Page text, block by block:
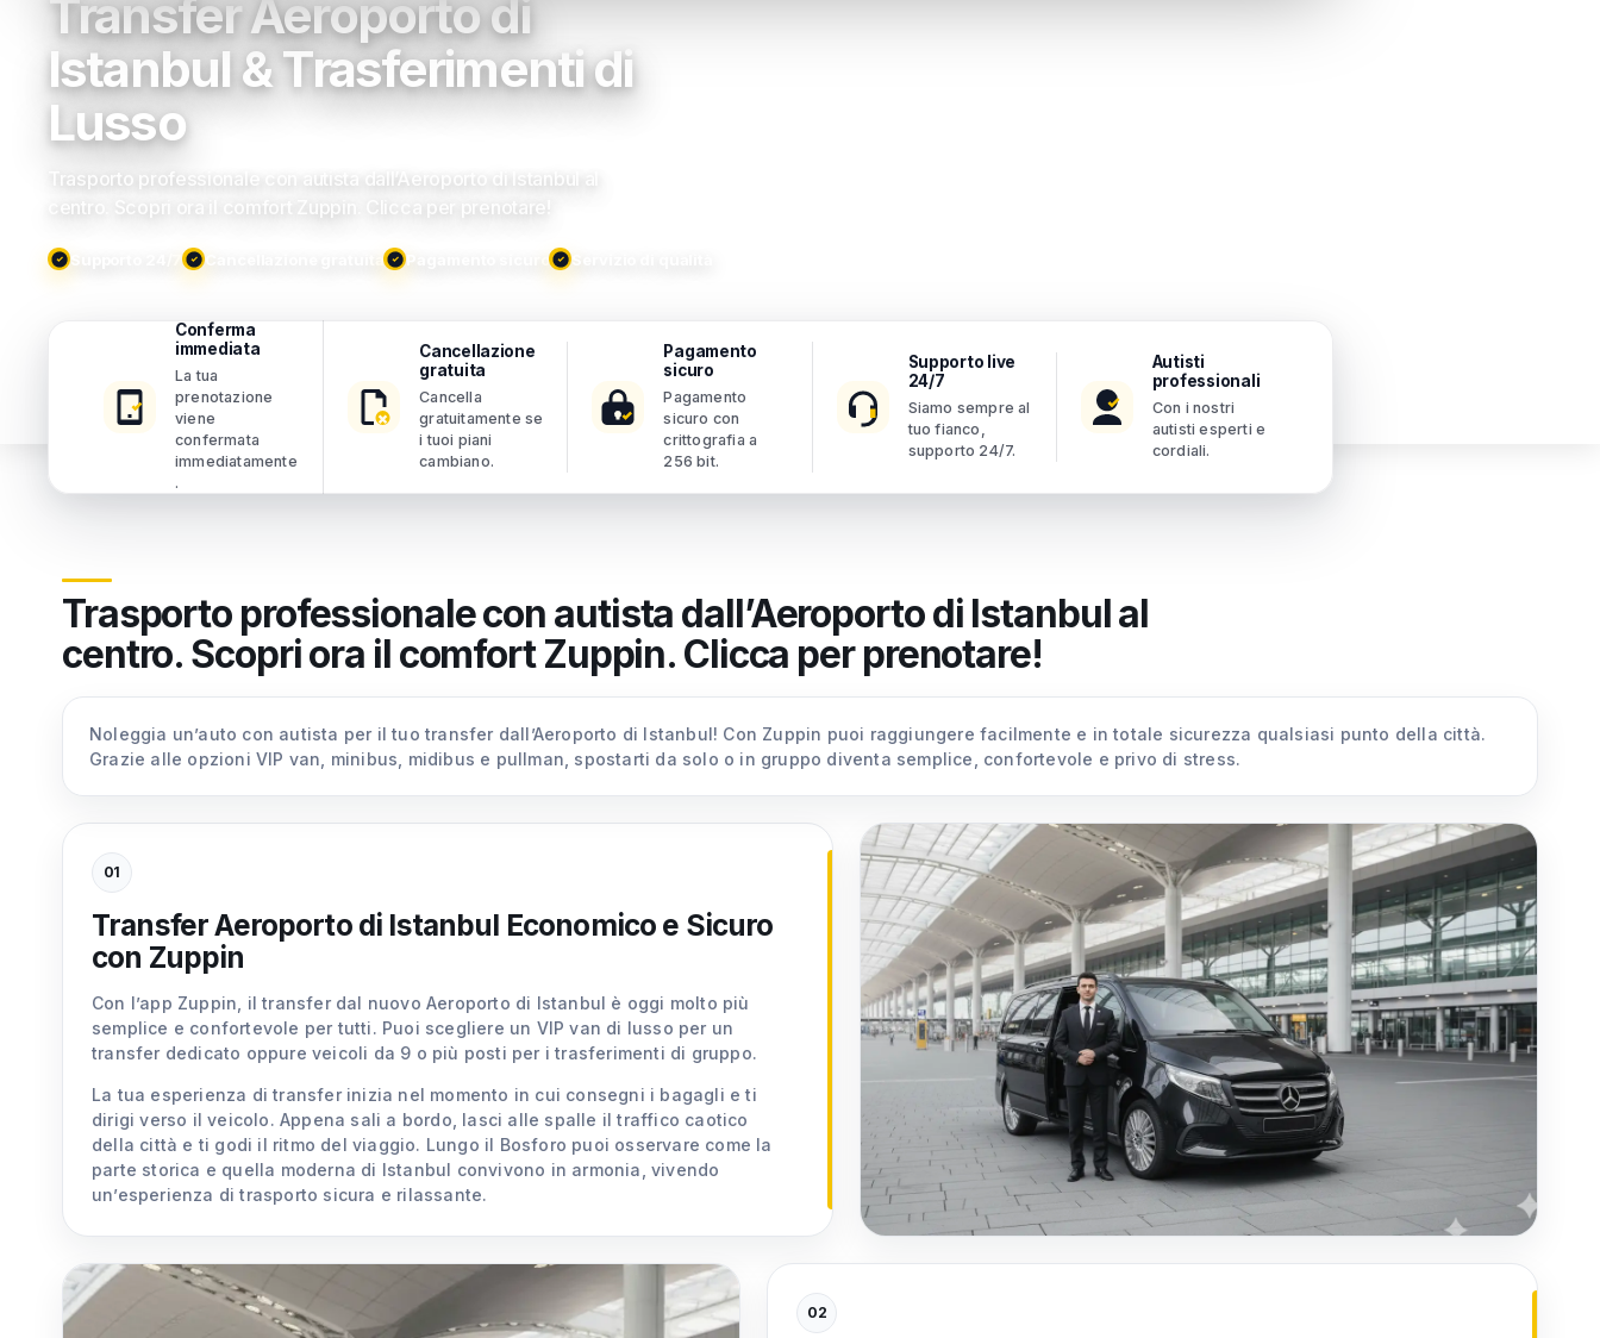
Transfer Aeroporto di
Istanbul & Trasferimenti di
Lusso
Trasporto professionale con autista dall’Aeroporto di Istanbul al
centro. Scopri ora il comfort Zuppin. Clicca per prenotare!
Supporto 24/7 Cancellazione gratuita Pagamento sicuro
Conferma
immediata
La tua
prenotazione
viene
confermata
immediatamente
.
Cancellazione
gratuita
Cancella
gratuitamente se
i tuoi piani
cambiano.
Pagamento
sicuro
Pagamento
sicuro con
crittografia a
256 bit.
Supporto live
24/7
Siamo sempre al
tuo fianco,
supporto 24/7.
Autisti
professionali
Con i nostri
autisti esperti e
cordiali.
Trasporto professionale con autista dall’Aeroporto di Istanbul al
centro. Scopri ora il comfort Zuppin. Clicca per prenotare!
Noleggia un’auto con autista per il tuo transfer dall’Aeroporto di Istanbul! Con Zuppin puoi raggiungere facilmente e in totale sicurezza qualsiasi punto della città.
Grazie alle opzioni VIP van, minibus, midibus e pullman, spostarti da solo o in gruppo diventa semplice, confortevole e privo di stress.
01
Transfer Aeroporto di Istanbul Economico e Sicuro
con Zuppin
Con l’app Zuppin, il transfer dal nuovo Aeroporto di Istanbul è oggi molto più
semplice e confortevole per tutti. Puoi scegliere un VIP van di lusso per un
transfer dedicato oppure veicoli da 9 o più posti per i trasferimenti di gruppo.
La tua esperienza di transfer inizia nel momento in cui consegni i bagagli e ti
dirigi verso il veicolo. Appena sali a bordo, lasci alle spalle il traffico caotico
della città e ti godi il ritmo del viaggio. Lungo il Bosforo puoi osservare come la
parte storica e quella moderna di Istanbul convivono in armonia, vivendo
un’esperienza di trasporto sicura e rilassante.
02